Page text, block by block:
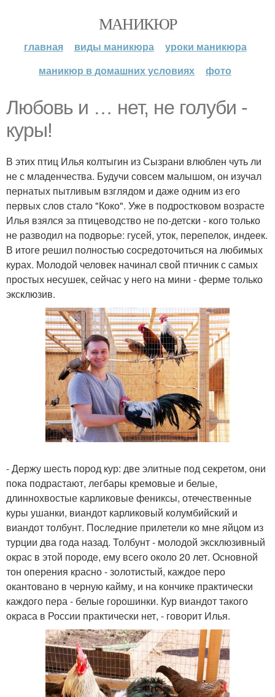
МАНИКЮР
главная виды маникюра
уроки маникюра
маникюр в домашних условиях
фото
Любовь и … нет, не голуби -
куры!
В этих птиц Илья колтыгин из Сызрани влюблен чуть ли
не с младенчества. Будучи совсем малышом, он изучал
пернатых пытливым взглядом и даже одним из его
первых слов стало "Коко". Уже в подростковом возрасте
Илья взялся за птицеводство не по-детски - кого только
не разводил на подворье: гусей, уток, перепелок, индеек.
В итоге решил полностью сосредоточиться на любимых
курах. Молодой человек начинал свой птичник с самых
простых несушек, сейчас у него на мини - ферме только
эксклюзив.
- Держу шесть пород кур: две элитные под секретом, они
пока подрастают, легбары кремовые и белые,
длиннохвостые карликовые фениксы, отечественные
куры ушанки, виандот карликовый колумбийский и
виандот толбунт. Последние прилетели ко мне яйцом из
турции два года назад. Толбунт - молодой эксклюзивный
окрас в этой породе, ему всего около 20 лет. Основной
тон оперения красно - золотистый, каждое перо
окантовано в черную кайму, и на кончике практически
каждого пера - белые горошинки. Кур виандот такого
окраса в России практически нет, - говорит Илья.